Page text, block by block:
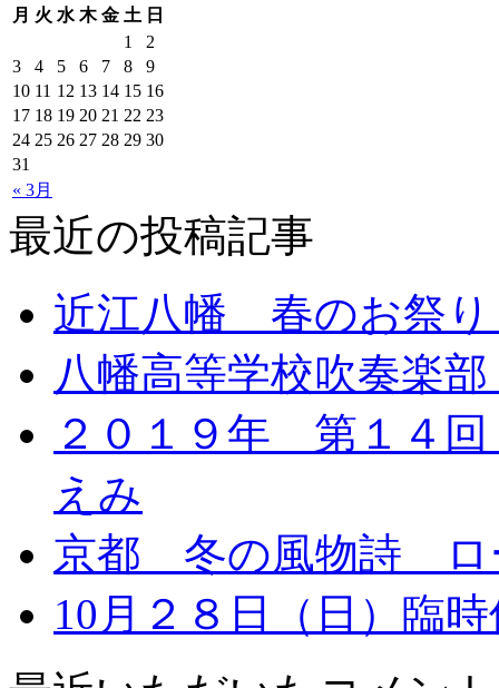
月 火 水 木 金 土 日
« 3月
1
2
3
4 5 6 7 8
9
10 11 12 13 14 15 16
17 18 19 20 21 22 23
24 25 26 27 28 29 30
31
最近の投稿記事
近江八幡 春のお祭
八幡高等学校吹奏楽
２０１９年 第１４
えみ
京都 冬の風物詩 ロ
10月２８日（日）臨